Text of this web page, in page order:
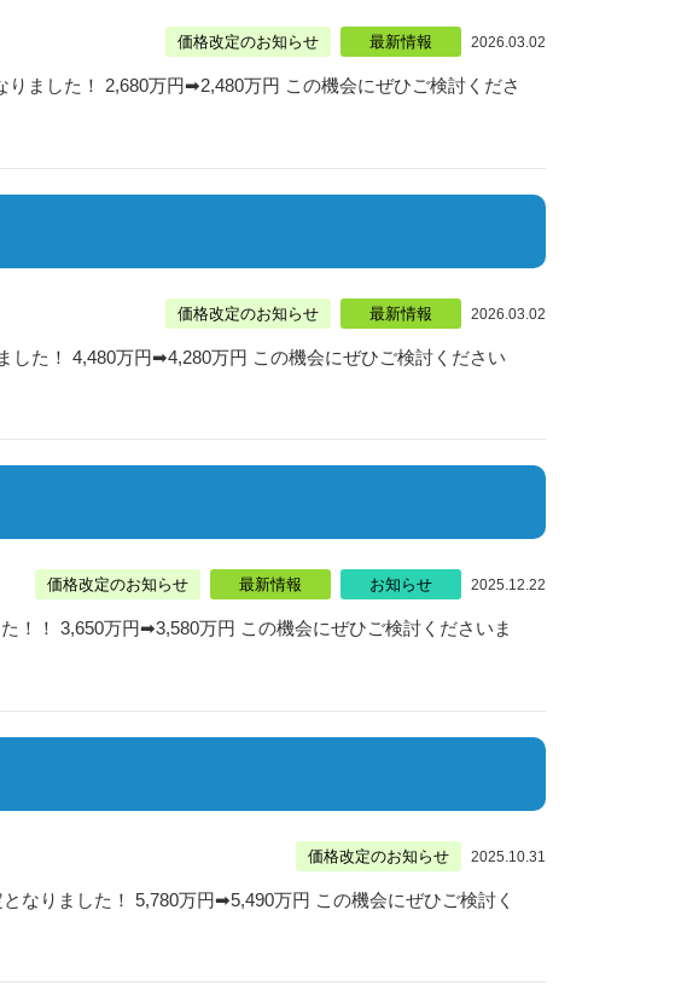
価格改定のお知らせ 最新情報 2026.03.02
ました！ 2,680万円➡2,480万円 この機会にぜひご検討くださ
価格改定のお知らせ 最新情報 2026.03.02
た！ 4,480万円➡4,280万円 この機会にぜひご検討ください
価格改定のお知らせ 最新情報 お知らせ 2025.12.22
！ 3,650万円➡3,580万円 この機会にぜひご検討くださいま
価格改定のお知らせ 2025.10.31
りました！ 5,780万円➡5,490万円 この機会にぜひご検討く